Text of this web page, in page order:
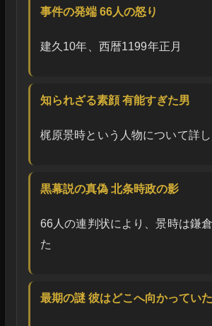
事件の発端 66人の怒り
建久10年、西暦1199年正月
知られざる素顔 有能すぎた男
梶原景時という人物について詳し
黒幕説の真偽 北条時政の影
66人の連判状により、景時は鎌
た
最期の謎 彼はどこへ向かってい